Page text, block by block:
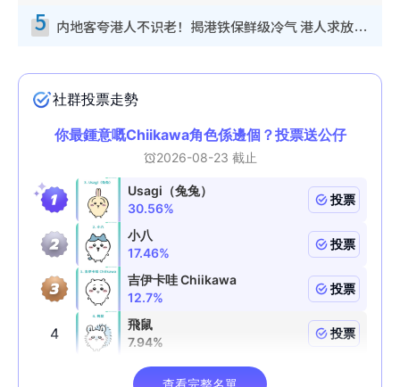
5 内地客夸港人不识老！揭港铁保鲜级冷气 港人求放过：别投诉